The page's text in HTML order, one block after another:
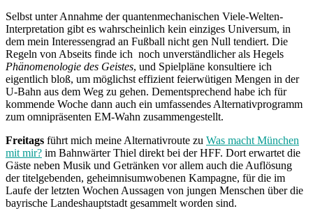
Selbst unter Annahme der quantenmechanischen Viele-Welten-
Interpretation gibt es wahrscheinlich kein einziges Universum, in
dem mein Interessengrad an Fußball nicht gen Null tendiert. Die
Regeln von Abseits finde ich noch unverständlicher als Hegels
Phänomenologie des Geistes, und Spielpläne konsultiere ich
eigentlich bloß, um möglichst effizient feierwütigen Mengen in der
U-Bahn aus dem Weg zu gehen. Dementsprechend habe ich für
kommende Woche dann auch ein umfassendes Alternativprogramm
zum omnipräsenten EM-Wahn zusammengestellt.
Freitags führt mich meine Alternativroute zu Was macht München
mit mir? im Bahnwärter Thiel direkt bei der HFF. Dort erwartet die
Gäste neben Musik und Getränken vor allem auch die Auflösung
der titelgebenden, geheimnisumwobenen Kampagne, für die im
Laufe der letzten Wochen Aussagen von jungen Menschen über die
bayrische Landeshauptstadt gesammelt worden sind.